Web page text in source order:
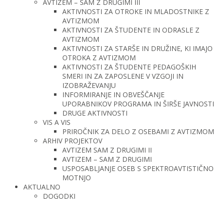
AVTIZEM – SAM Z DRUGIMI III
AKTIVNOSTI ZA OTROKE IN MLADOSTNIKE Z
AVTIZMOM
AKTIVNOSTI ZA ŠTUDENTE IN ODRASLE Z
AVTIZMOM
AKTIVNOSTI ZA STARŠE IN DRUŽINE, KI IMAJO
OTROKA Z AVTIZMOM
AKTIVNOSTI ZA ŠTUDENTE PEDAGOŠKIH
SMERI IN ZA ZAPOSLENE V VZGOJI IN
IZOBRAŽEVANJU
INFORMIRANJE IN OBVEŠČANJE
UPORABNIKOV PROGRAMA IN ŠIRŠE JAVNOSTI
DRUGE AKTIVNOSTI
VIS A VIS
PRIROČNIK ZA DELO Z OSEBAMI Z AVTIZMOM
ARHIV PROJEKTOV
AVTIZEM SAM Z DRUGIMI II
AVTIZEM – SAM Z DRUGIMI
USPOSABLJANJE OSEB S SPEKTROAVTISTIČNO
MOTNJO
AKTUALNO
DOGODKI